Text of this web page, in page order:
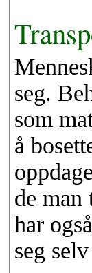
seg.
som
å
de
har
seg